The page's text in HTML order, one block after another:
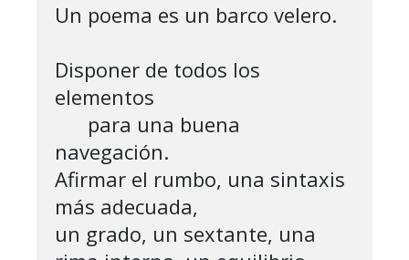
Un poema es un barco velero.
Disponer de todos los
elementos
navegación.
Afirmar el rumbo, una sintaxis
más adecuada,
un grado, un sextante, una